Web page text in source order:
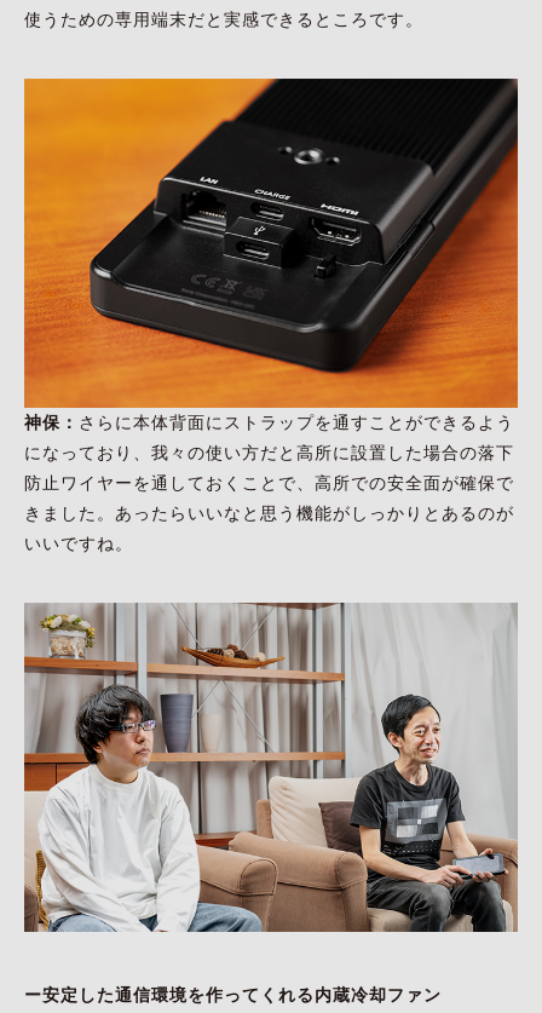
使うための専用端末だと実感できるところです。
神保： さらに本体背面にストラップを通すことができるよう
になっており、我々の使い方だと高所に設置した場合の落下
防止ワイヤーを通しておくことで、高所での安全面が確保で
きました。あったらいいなと思う機能がしっかりとあるのが
いいですね。
ー安定した通信環境を作ってくれる内蔵冷却ファン